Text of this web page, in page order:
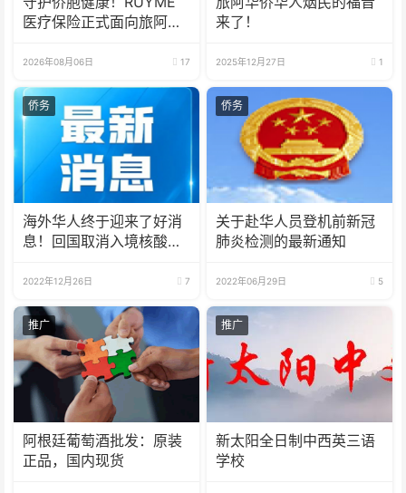
医疗保险正式面向旅阿华
2026年08月06日 17
来了！
2025年12月27日 1
侨务
海外华人终于迎来了好消
息！回国取消入境核酸检
家！
2022年12月26日 7
侨务
关于赴华人员登机前新冠
肺炎检测的最新通知
2022年06月29日 5
推广
阿根廷葡萄酒批发：原装
正品，国内现货
推广
新太阳全日制中西英三语
学校